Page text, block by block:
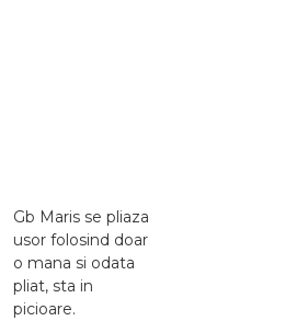
Gb Maris se pliaza
usor folosind doar
o mana si odata
pliat, sta in
picioare.